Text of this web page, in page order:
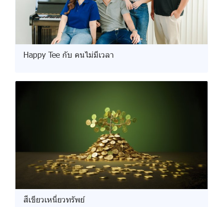
Happy Tee กับ คนไม่มีเวลา
สีเขียวเหนี่ยวทรัพย์